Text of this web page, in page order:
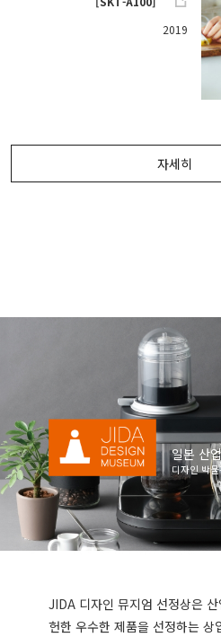
2019
자세히
일본 산
디자인 박
JIDA 디자인 뮤지엄 선정상은
헌한 우수한 제품을 선정하는 상